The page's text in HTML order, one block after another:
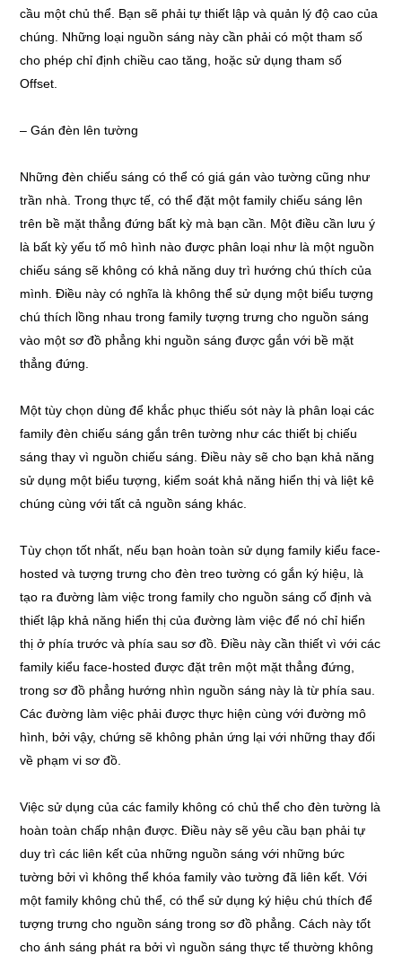
cầu một chủ thể. Bạn sẽ phải tự thiết lập và quản lý độ cao của
chúng. Những loại nguồn sáng này cần phải có một tham số
cho phép chỉ định chiều cao tăng, hoặc sử dụng tham số
Offset.
– Gán đèn lên tường
Những đèn chiếu sáng có thể có giá gán vào tường cũng như
trần nhà. Trong thực tế, có thể đặt một family chiếu sáng lên
trên bề mặt thẳng đứng bất kỳ mà bạn cần. Một điều cần lưu ý
là bất kỳ yếu tố mô hình nào được phân loại như là một nguồn
chiếu sáng sẽ không có khả năng duy trì hướng chú thích của
mình. Điều này có nghĩa là không thể sử dụng một biểu tượng
chú thích lồng nhau trong family tượng trưng cho nguồn sáng
vào một sơ đồ phẳng khi nguồn sáng được gắn với bề mặt
thẳng đứng.
Một tùy chọn dùng để khắc phục thiếu sót này là phân loại các
family đèn chiếu sáng gắn trên tường như các thiết bị chiếu
sáng thay vì nguồn chiếu sáng. Điều này sẽ cho bạn khả năng
sử dụng một biểu tượng, kiểm soát khả năng hiển thị và liệt kê
chúng cùng với tất cả nguồn sáng khác.
Tùy chọn tốt nhất, nếu bạn hoàn toàn sử dụng family kiểu face-
hosted và tượng trưng cho đèn treo tường có gắn ký hiệu, là
tạo ra đường làm việc trong family cho nguồn sáng cố định và
thiết lập khả năng hiển thị của đường làm việc để nó chỉ hiển
thị ở phía trước và phía sau sơ đồ. Điều này cần thiết vì với các
family kiểu face-hosted được đặt trên một mặt thẳng đứng,
trong sơ đồ phẳng hướng nhìn nguồn sáng này là từ phía sau.
Các đường làm việc phải được thực hiện cùng với đường mô
hình, bởi vậy, chứng sẽ không phản ứng lại với những thay đổi
về phạm vi sơ đồ.
Việc sử dụng của các family không có chủ thể cho đèn tường là
hoàn toàn chấp nhận được. Điều này sẽ yêu cầu bạn phải tự
duy trì các liên kết của những nguồn sáng với những bức
tường bởi vì không thể khóa family vào tường đã liên kết. Với
một family không chủ thể, có thể sử dụng ký hiệu chú thích để
tượng trưng cho nguồn sáng trong sơ đồ phẳng. Cách này tốt
cho ánh sáng phát ra bởi vì nguồn sáng thực tế thường không